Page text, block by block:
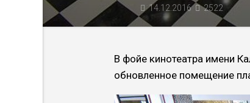
14.12.2016 2522
В фойе кинотеатра имени
обновленное помещение